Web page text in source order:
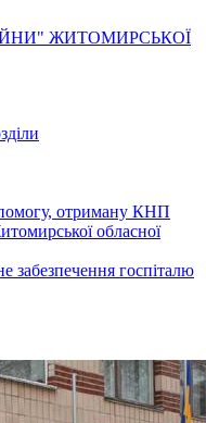
ЖИТОМИРСЬКОЇ
отриману КНП
обласної
забезпечення госпіталю